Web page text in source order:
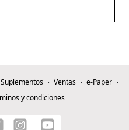
Suplementos Ventas
e-Paper
y condiciones